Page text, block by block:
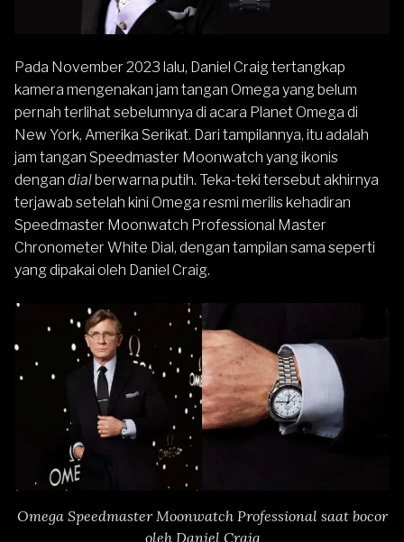
Pada November 2023 lalu, Daniel Craig tertangkap
kamera mengenakan jam tangan Omega yang belum
pernah terlihat sebelumnya di acara Planet Omega di
New York, Amerika Serikat. Dari tampilannya, itu adalah
jam tangan Speedmaster Moonwatch yang ikonis
dengan dialberwarna putih. Teka-teki tersebut akhirnya
terjawab setelah kini Omega resmi merilis kehadiran
Speedmaster Moonwatch Professional Master
Chronometer White Dial, dengan tampilan sama seperti
yang dipakai oleh Daniel Craig.
Omega Speedmaster Moonwatch Professional saat bocor
oleh Daniel Craig